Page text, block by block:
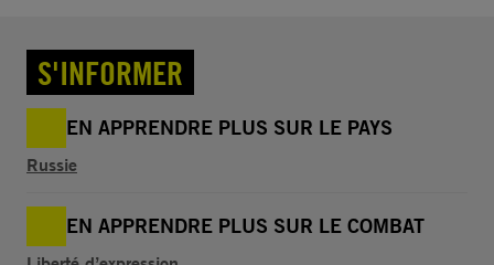
S'INFORMER
EN APPRENDRE PLUS SUR LE PAYS
Russie
EN APPRENDRE PLUS SUR LE COMBAT